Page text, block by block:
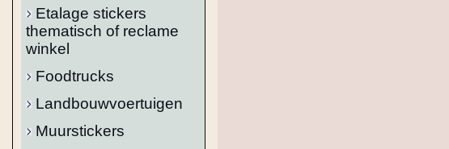
Etalage stickers
thematisch of reclame
winkel
Foodtrucks
Landbouwvoertuigen
Muurstickers